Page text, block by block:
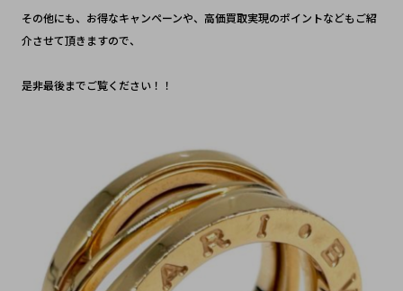
その他にも、お得なキャンペーンや、高価買取実現のポイントなどもご紹
介させて頂きますので、
是非最後までご覧ください！！